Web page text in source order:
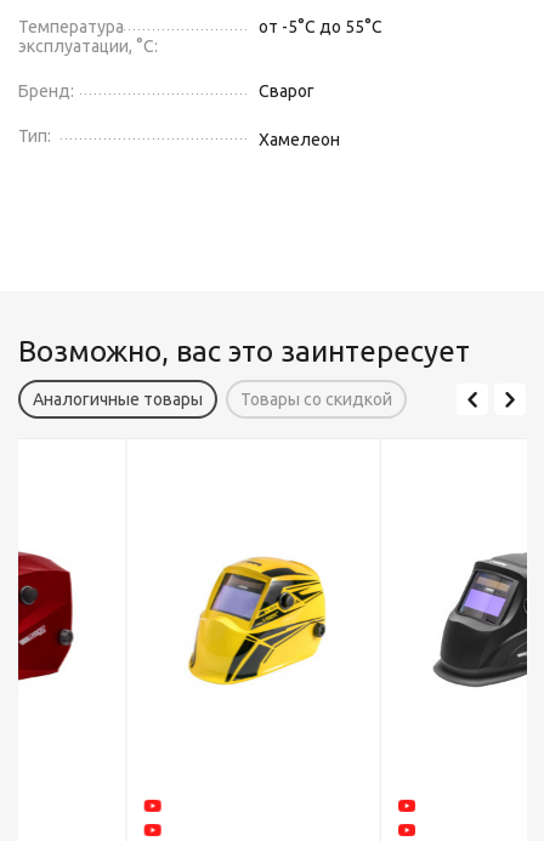
Температура
эксплуатации, °C:
от -5°С до 55°С
Бренд: Сварог
Тип: Хамелеон
Возможно, вас это заинтересует
Аналогичные товары Товары со скидкой